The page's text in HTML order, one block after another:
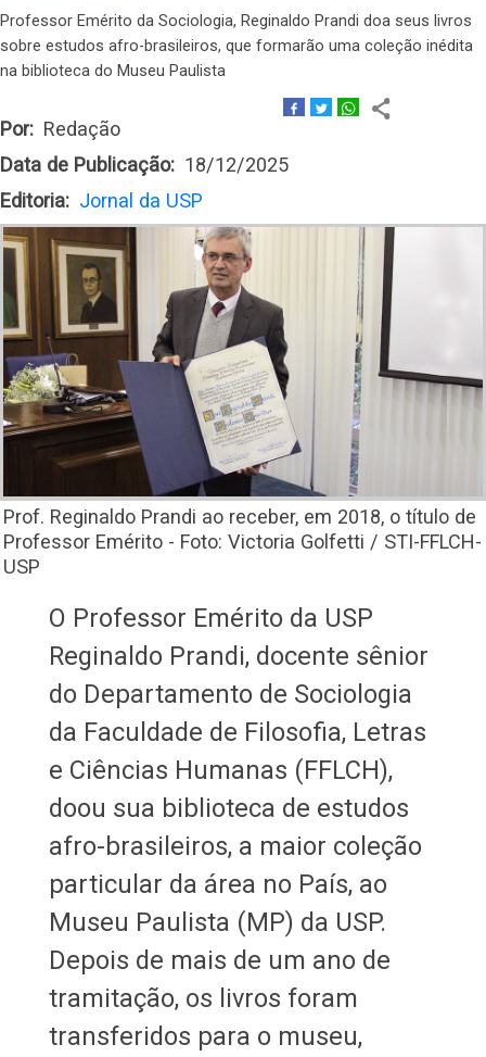
Professor Emérito da Sociologia, Reginaldo Prandi doa seus livros
sobre estudos afro-brasileiros, que formarão uma coleção inédita
na biblioteca do Museu Paulista
Por
Redação
Data de Publicação
18/12/2025
Editoria
Jornal da USP
Prof. Reginaldo Prandi ao receber, em 2018, o título de
Professor Emérito - Foto: Victoria Golfetti / STI-FFLCH-
USP
O Professor Emérito da USP
Reginaldo Prandi, docente sênior
do Departamento de Sociologia
da Faculdade de Filosofia, Letras
e Ciências Humanas (FFLCH),
doou sua biblioteca de estudos
afro-brasileiros, a maior coleção
particular da área no País, ao
Museu Paulista (MP) da USP.
Depois de mais de um ano de
tramitação, os livros foram
transferidos para o museu,